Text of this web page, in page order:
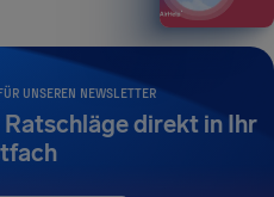
UNSEREN NEWSLETTER
direkt in Ihr